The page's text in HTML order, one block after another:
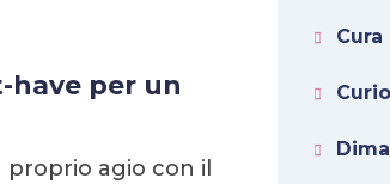
have per un
proprio agio con il